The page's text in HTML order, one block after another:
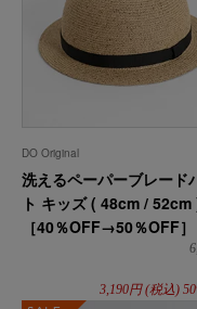
DO Original
洗えるペーパーブレード
ト キッズ ( 48cm / 52cm
［40％OFF→50％OFF］
3,190円(税込)